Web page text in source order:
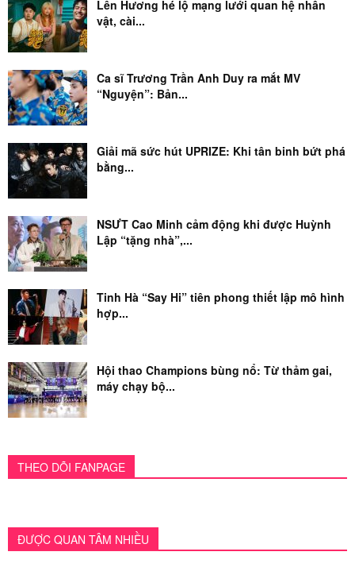
Lên Hương hé lộ mạng lưới quan hệ nhân
vật, cài...
Ca sĩ Trương Trần Anh Duy ra mắt MV
“Nguyện”: Bản...
Giải mã sức hút UPRIZE: Khi tân binh bứt phá
bằng...
NSƯT Cao Minh cảm động khi được Huỳnh
Lập “tặng nhà”,...
Tinh Hà “Say Hi” tiên phong thiết lập mô hình
hợp...
Hội thao Champions bùng nổ: Từ thảm gai,
máy chạy bộ...
THEO DÕI FANPAGE
ĐƯỢC QUAN TÂM NHIỀU